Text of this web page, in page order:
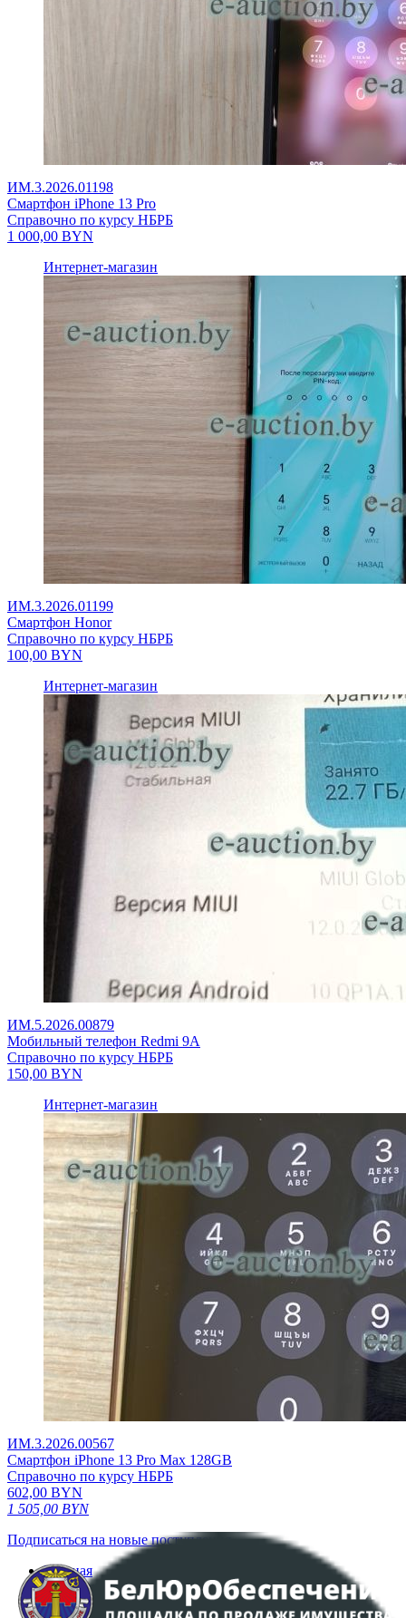
ИМ.3.2026.01198
Смартфон iPhone 13 Pro
Справочно по курсу НБРБ
1 000,00 BYN
Интернет-магазин
ИМ.3.2026.01199
Смартфон Honor
Справочно по курсу НБРБ
100,00 BYN
Интернет-магазин
ИМ.5.2026.00879
Мобильный телефон Redmi 9A
Справочно по курсу НБРБ
150,00 BYN
Интернет-магазин
ИМ.3.2026.00567
Смартфон iPhone 13 Pro Max 128GB
Справочно по курсу НБРБ
602,00 BYN
1 505,00 BYN
Подписаться на новые поступления
Главная
Аукционы
Интернет-магазин